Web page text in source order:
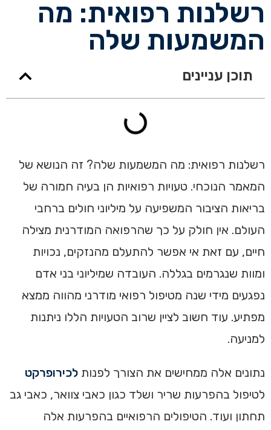
רשלנות רפואית: מה
המשמעות שלה
תוכן עניינים
רשלנות רפואית: מה המשמעות שלה? זה הנושא של
המאמר הנוכחי. טעויות רפואיות הן בעיה חמורה של
בריאות הציבור המשפיעה על מיליוני חולים ברחבי
העולם. אין חולק על כך שהרפואה המודרנית מצילה
חיים, עם זאת אי אפשר להתעלם מהנזקים, נכויות
ומוות שנגרמים בגללה. העובדה שמיליוני בני אדם
נפגעים מידי שנה מטיפול רפואי מודרני מהווה ממצא
מפתיע. עוד חשוב לציין שרוב הטעויות הללו ניתנות
למניעה.
נתונים אלה ממחישים את הצורך לפנות לכירופרקט
לטיפול בהפרעות שריר ושלד כגון כאבי צוואר, כאבי גב
תחתון ועוד. הטיפולים הרפואיים בהפרעות אלה